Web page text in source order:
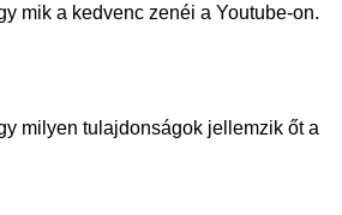
mik a kedvenc zenéi a Youtube-on.
milyen tulajdonságok jellemzik őt a